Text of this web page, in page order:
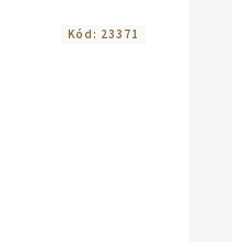
Kód: 23371